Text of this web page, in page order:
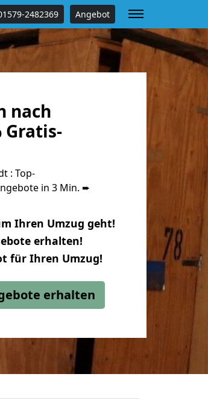
2482369 Angebot
nach
Gratis-
: Top-
in 3 Min. ➨
Ihren Umzug geht!
erhalten!
für Ihren Umzug!
erhalten